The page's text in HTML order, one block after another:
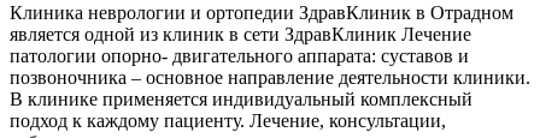
Клиника неврологии и ортопедии ЗдравКлиник в Отрадном
является одной из клиник в сети ЗдравКлиник Лечение
патологии опорно- двигательного аппарата: суставов и
позвоночника – основное направление деятельности клиники.
В клинике применяется индивидуальный комплексный
подход к каждому пациенту. Лечение, консультации,